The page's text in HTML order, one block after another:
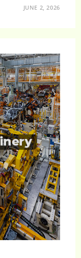
JUNE 2, 2026